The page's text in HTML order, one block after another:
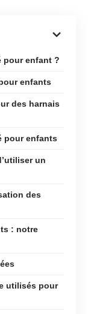
pour enfant ?
enfants
des harnais
pour enfants
un
des
: notre
utilisés pour